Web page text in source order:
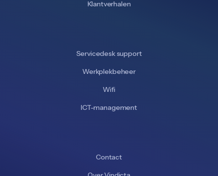
Klantverhalen
Servicedesk support
Werkplekbeheer
Wifi
ICT-management
Contact